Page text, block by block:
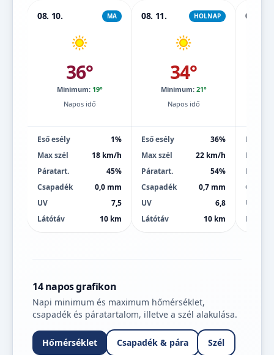
08. 10. MA
36°
Minimum: 19°
Napos idő
Eső esély
1%
Max szél
18 km/h
Páratart.
45%
Csapadék
0,0 mm
UV
7,5
Látótáv
10 km
08. 11. HOLNAP
34°
Minimum: 21°
Napos idő
Eső esély
36%
Max szél
22 km/h
Páratart.
54%
Csapadék
0,7 mm
UV
6,8
Látótáv
10 km
08. 12.
Eső
Max
UV
Látótáv
14 napos grafikon
Napi minimum és maximum hőmérséklet,
csapadék és páratartalom, illetve a szél alakulása.
Hőmérséklet Csapadék & pára Szél